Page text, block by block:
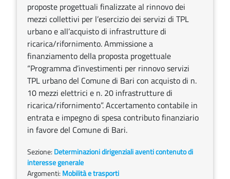
proposte progettuali finalizzate al rinnovo dei
mezzi collettivi per l’esercizio dei servizi di TPL
urbano e all’acquisto di infrastrutture di
ricarica/rifornimento. Ammissione a
finanziamento della proposta progettuale
“Programma d’investimenti per rinnovo servizi
TPL urbano del Comune di Bari con acquisto di n.
10 mezzi elettrici e n. 20 infrastrutture di
ricarica/rifornimento”. Accertamento contabile in
entrata e impegno di spesa contributo finanziario
in favore del Comune di Bari.
Sezione: Determinazioni dirigenziali aventi contenuto di
interesse generale
Argomenti: Mobilità e trasporti